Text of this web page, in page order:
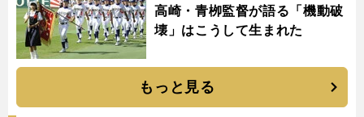
高崎・青栁監督が語る「機動破
壊」はこうして生まれた
もっと見る